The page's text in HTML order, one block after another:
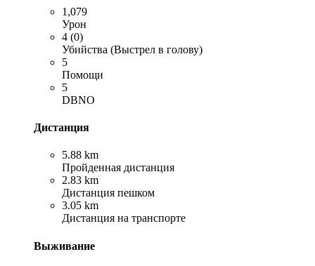
1,079
Урон
4 (0)
Убийства (Выстрел в голову)
5
Помощи
5
DBNO
Дистанция
5.88 km
Пройденная дистанция
2.83 km
Дистанция пешком
3.05 km
Дистанция на транспорте
Выживание